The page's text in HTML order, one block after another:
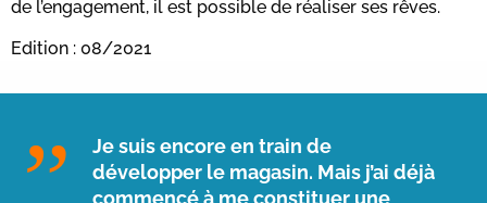
de l’engagement, il est possible de réaliser ses rêves.
Edition : 08/2021
Je suis encore en train de
développer le magasin. Mais j’ai déjà
commencé à me constituer une